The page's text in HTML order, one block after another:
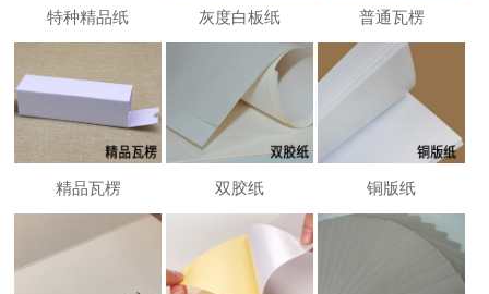
特种精品纸 灰度白板纸 普通瓦楞
精品瓦楞 双胶纸 铜版纸